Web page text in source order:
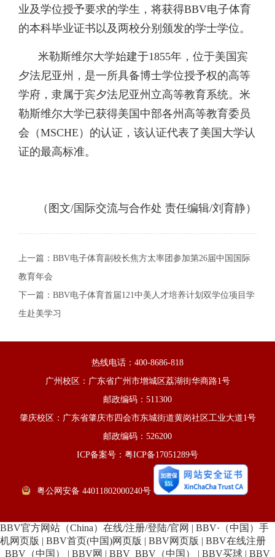
业及学位授予要求的学生，将获得BBV电子体育
的本科毕业证书以及两校分别颁发的学士学位。
米勒斯维尔大学始建于1855年，位于美国宾
夕法尼亚州，是一所具备博士学位授予权的高等
学府，隶属于宾夕法尼亚州立高等教育系统。米
勒斯维尔大学已获得美国中部各州高等教育委员
会（MSCHE）的认证，该认证代表了美国大学认
证的最高标准。
（图文/国际交流与合作处 责任编辑/刘育静）
上一篇： BBV电子体育副校长焦方太率团参加第26届中国国际
教育年会
下一篇： BBV电子体育首届121中美人才培养计划双学位项目学
生赴美学习
热线电话：400-8686-818
广州校区：广东省广州市增城区荔湖街华商路1号
邮政编码：511300
肇庆校区：广东省肇庆市四会市东城街道黄岗社区工业大道1号
邮政编码：526200
ICP备案号：粤ICP备17051289号
粤公网安备 44011802000240号
BBV官方网站（China）在线/注册/登陆/官网 | BBV·（中国）手
机网页版 | BBV首页(中国)网页版 | BBV网页版 | BBV在线注册
_BBV（中国）
| BBV网 | BBV_BBV（中国） | BBV买球 | BBV